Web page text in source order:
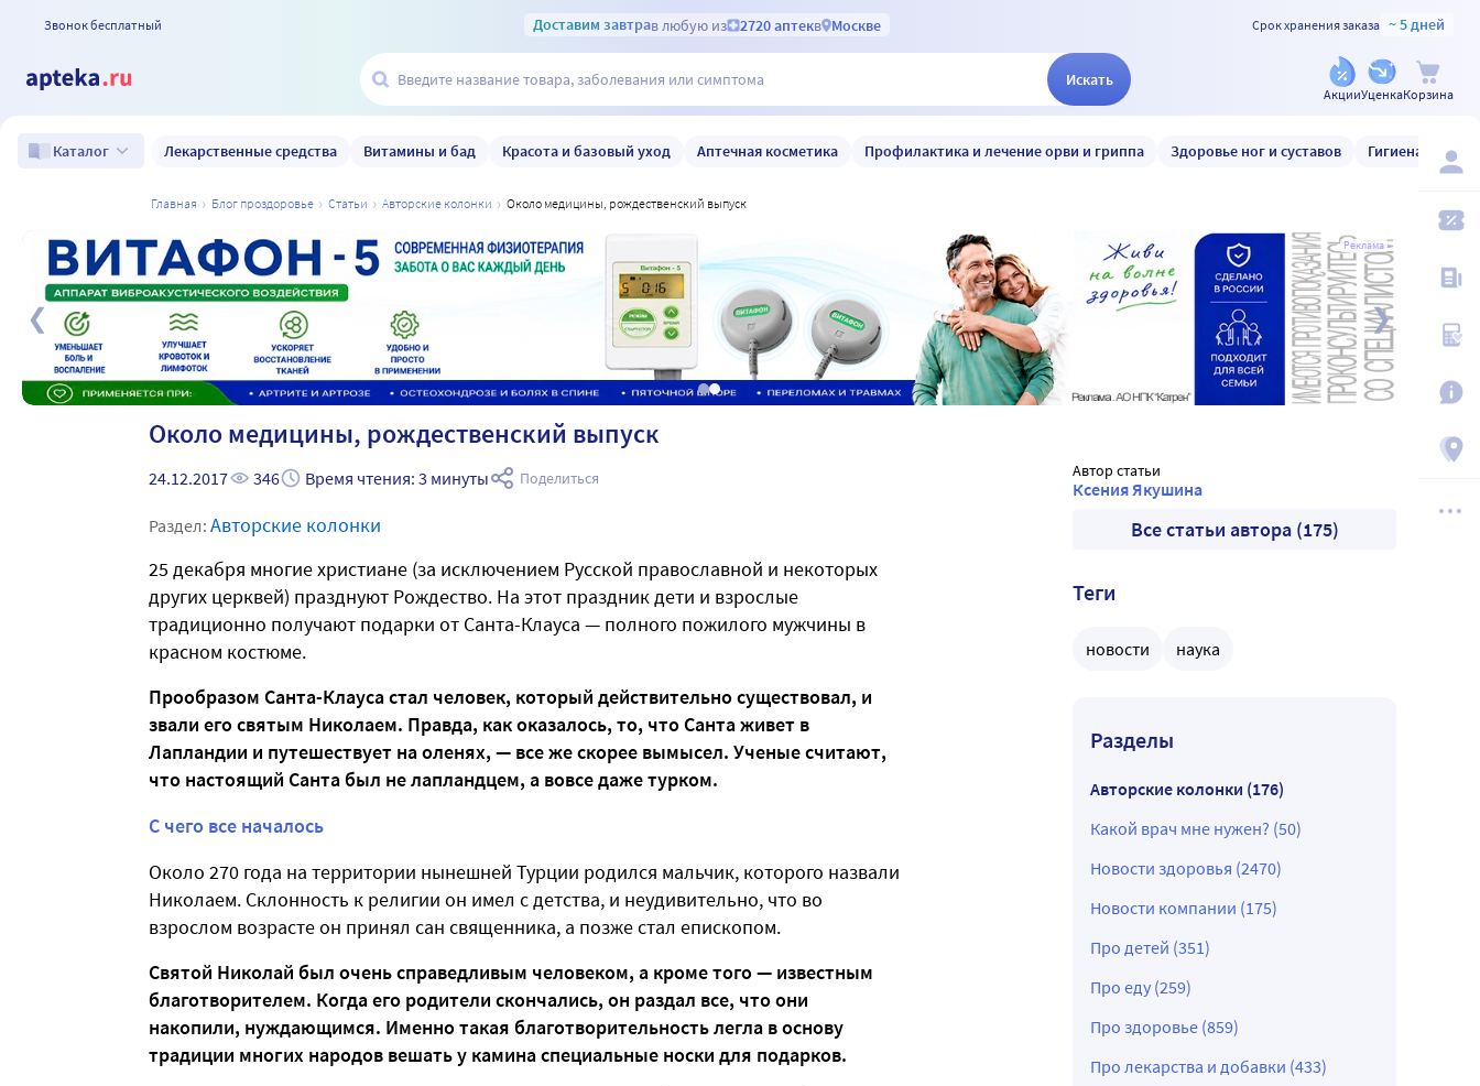
Звонок бесплатный Доставим завтрав любую из 2720 аптекв Москве Срок хранения заказа ~ 5 дней
Искать
АкцииУценкаКорзина
Каталог Лекарственные средства Витамины и бад Красота и базовый уход Аптечная косметика Профилактика и лечение орви и гриппа Здоровье ног и суставов Гигиена и уход
главная блог проздоровье статьи авторские колонки около медицины, рождественский выпуск
Реклама
Около медицины, рождественский выпуск
24.12.2017 346 Время чтения: 3 минуты Поделиться
Раздел: Авторские колонки
25 декабря многие христиане (за исключением Русской православной и некоторых
других церквей) празднуют Рождество. На этот праздник дети и взрослые
традиционно получают подарки от Санта-Клауса — полного пожилого мужчины в
красном костюме.
Прообразом Санта-Клауса стал человек, который действительно существовал, и
звали его святым Николаем. Правда, как оказалось, то, что Санта живет в
Лапландии и путешествует на оленях, — все же скорее вымысел. Ученые считают,
что настоящий Санта был не лапландцем, а вовсе даже турком.
С чего все началось
Около 270 года на территории нынешней Турции родился мальчик, которого назвали
Николаем. Склонность к религии он имел с детства, и неудивительно, что во
взрослом возрасте он принял сан священника, а позже стал епископом.
Святой Николай был очень справедливым человеком, а кроме того — известным
благотворителем. Когда его родители скончались, он раздал все, что они
накопили, нуждающимся. Именно такая благотворительность легла в основу
традиции многих народов вешать у камина специальные носки для подарков.
Автор статьи
Ксения Якушина
Все статьи автора (175)
Теги
новости наука
Разделы
Авторские колонки (176)
Какой врач мне нужен? (50)
Новости здоровья (2470)
Новости компании (175)
Про детей (351)
Про еду (259)
Про здоровье (859)
Про лекарства и добавки (433)